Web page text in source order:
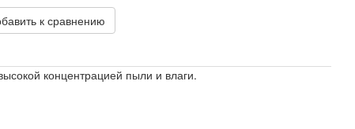
к сравнению
концентрацией пыли и влаги.